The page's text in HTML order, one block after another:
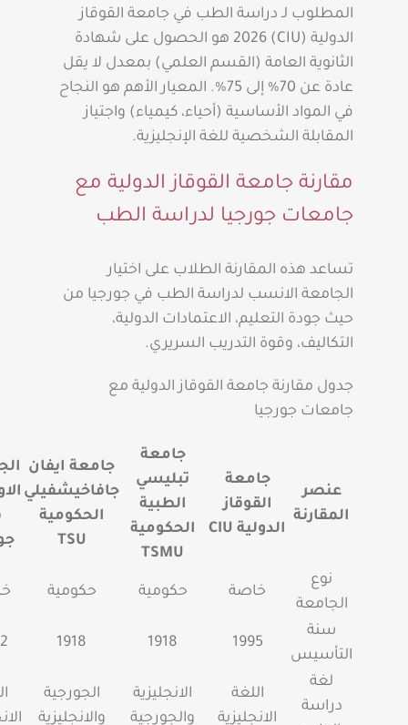
المطلوب لـ دراسة الطب في جامعة القوقاز
الدولية (CIU) 2026 هو الحصول على شهادة
الثانوية العامة (القسم العلمي) بمعدل لا يقل
عادة عن 70% إلى 75%. المعيار الأهم هو النجاح
في المواد الأساسية (أحياء، كيمياء) واجتياز
المقابلة الشخصية للغة الإنجليزية.
مقارنة جامعة القوقاز الدولية مع
جامعات جورجيا لدراسة الطب
تساعد هذه المقارنة الطلاب على اختيار
الجامعة الانسب لدراسة الطب في جورجيا من
حيث جودة التعليم، الاعتمادات الدولية،
التكاليف، وقوة التدريب السريري.
جدول مقارنة جامعة القوقاز الدولية مع
جامعات جورجيا
عنصر
المقارنة
جامعة
القوقاز
الدوليةCIU
جامعة
تبليسي
الطبية
الحكومية
TSMU
جامعة ايفان
جافاخيشفيلي
الحكومية
TSU
نوع
الجامعة
خاصة حكومية حكومية
سنة
التأسيس
1995
1918
1918
لغة
دراسة
اللغة
الانجليزية
الانجليزية
والجورجية
الجورجية
والانجليزية